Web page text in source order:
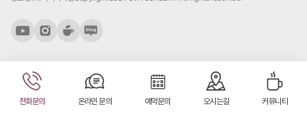
전화문의 온라인 문의 예약문의 오시는길 커뮤니티